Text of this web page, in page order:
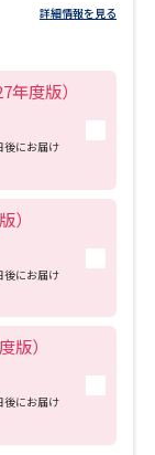
イエンティスト」の育
緒に解決する「社会
して「医療・人間情
4コースで今後ますま
＜情報工学コース＞
報工学、ネットワー
工知能コース＞ 知能
械学習、データサイ
への応用分野ととも
＞ メディア工学をベ
も扱います。 主とし
メンドシステム等の
得します。 ＜医療・
ースです。 健康管理
に関連する技術、リ
、情報学の観点から
文化学部」が1学科3
文化学科、比較文化
新設します。 これま
キルを磨くことを重
ます。 ＜英語文化コ
す。 ＜グローバル歴
展望する力を養いま
問題解決する能力を育
詳細情報を見る
度版）
後にお届け
）
後にお届け
版）
後にお届け